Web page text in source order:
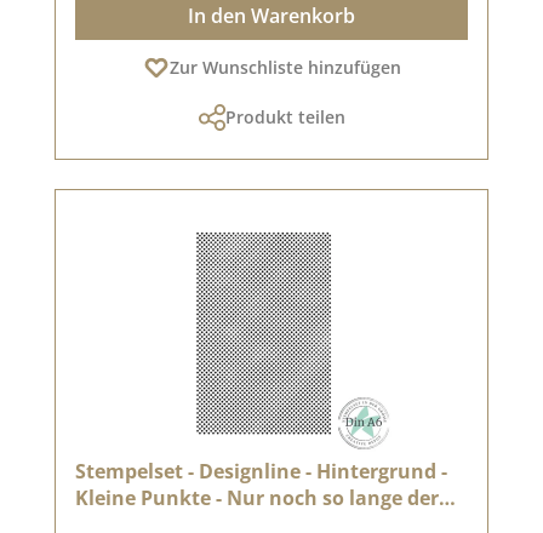
In den Warenkorb
Zur Wunschliste hinzufügen
Produkt teilen
Stempelset - Designline - Hintergrund -
Kleine Punkte - Nur noch so lange der